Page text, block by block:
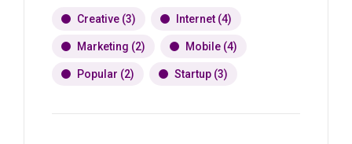
Creative (3) Internet (4)
Marketing (2) Mobile (4)
Popular (2) Startup (3)